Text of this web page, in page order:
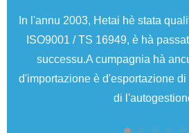
In l'annu 2003, Hetai hè stata
ISO9001 / TS 16949, è hà
successu.A cumpagnia hà
d'importazione è d'esportazione
di